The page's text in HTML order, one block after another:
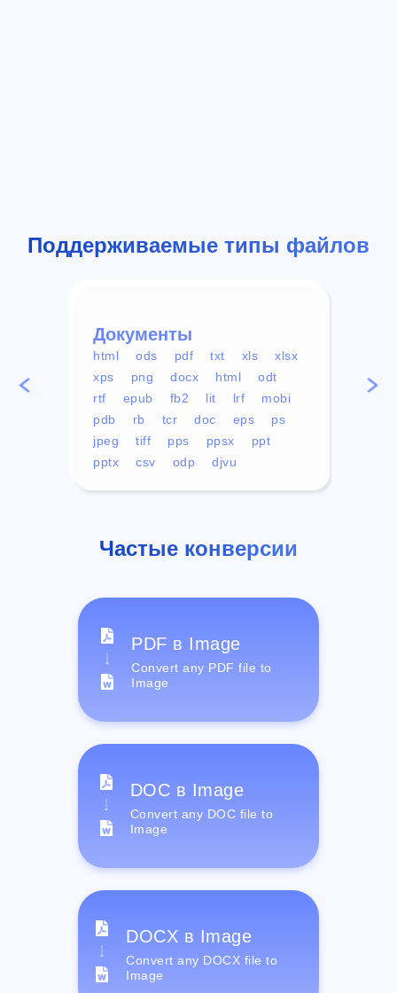
Поддерживаемые типы файлов
Документы
html ods pdf txt xls
xlsx
xps
png docx html
odt
rtf
epub fb2 lit lrf
mobi
pdb
rb tcr doc eps
ps
jpeg
tiff pps ppsx
ppt
pptx
csv odp djvu
mp4
Частые конверсии
PDF в Image
Convert any PDF file to
Image
DOC в Image
Convert any DOC file to
Image
DOCX в Image
Convert any DOCX file to
Image